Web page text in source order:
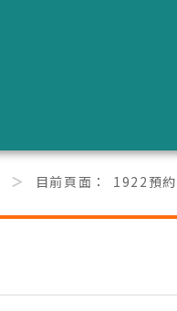
目前頁面： 1922預